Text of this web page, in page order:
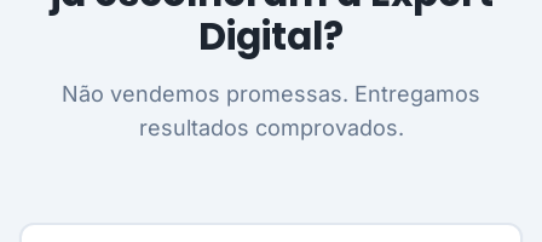
Digital?
Não vendemos promessas. Entregamos
resultados comprovados.